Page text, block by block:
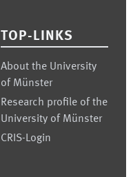
TOP-LINKS
About the University
of Münster
Research profile of the
University of Münster
CRIS-Login